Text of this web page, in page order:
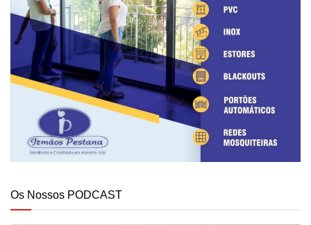
Os Nossos PODCAST